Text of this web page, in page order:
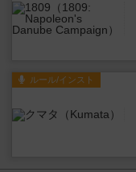
ルール/インスト